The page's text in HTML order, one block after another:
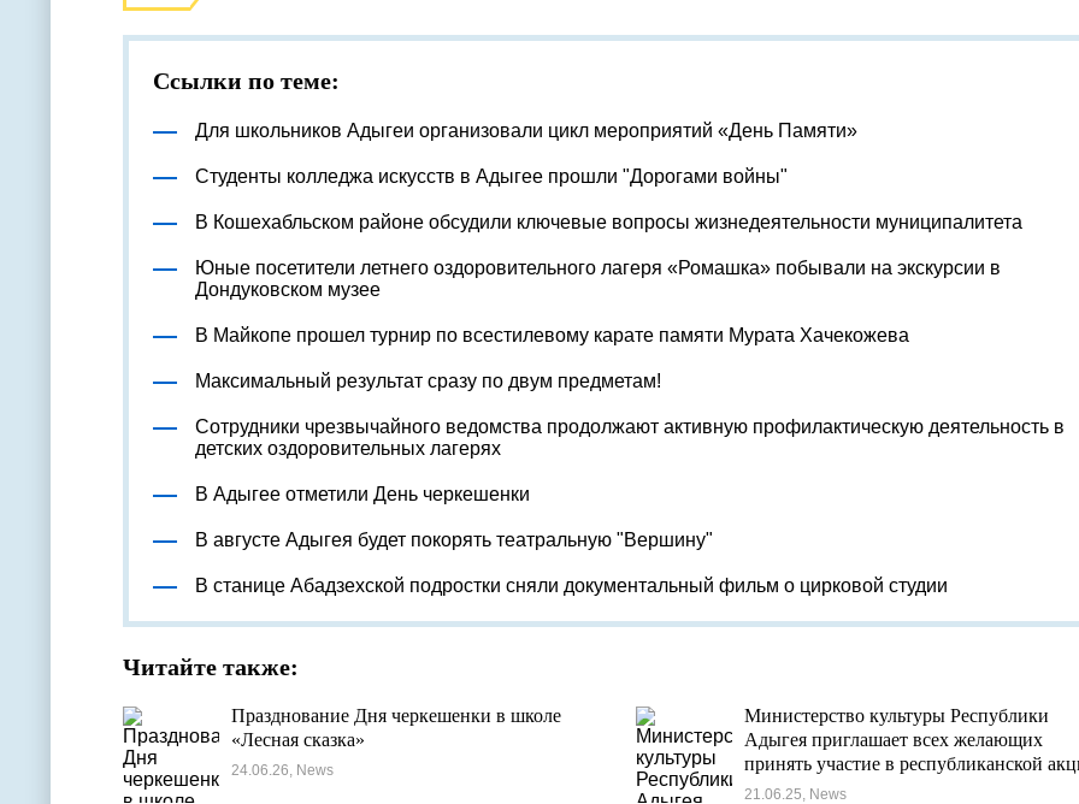
Ссылки по теме:
Для школьников Адыгеи организовали цикл мероприятий «День Памяти»
Студенты колледжа искусств в Адыгее прошли "Дорогами войны"
В Кошехабльском районе обсудили ключевые вопросы жизнедеятельности муниципалитета
Юные посетители летнего оздоровительного лагеря «Ромашка» побывали на экскурсии в
Дондуковском музее
В Майкопе прошел турнир по всестилевому карате памяти Мурата Хачекожева
Максимальный результат сразу по двум предметам!
Сотрудники чрезвычайного ведомства продолжают активную профилактическую деятельность в
детских оздоровительных лагерях
В Адыгее отметили День черкешенки
В августе Адыгея будет покорять театральную "Вершину"
В станице Абадзехской подростки сняли документальный фильм о цирковой студии
Читайте также:
Празднование Дня черкешенки в школе
«Лесная сказка»
24.06.26, News
Министерство культуры Республики
Адыгея приглашает всех желающих
принять участие в республиканской
«Золотое шитье адыгов»
21.06.25, News